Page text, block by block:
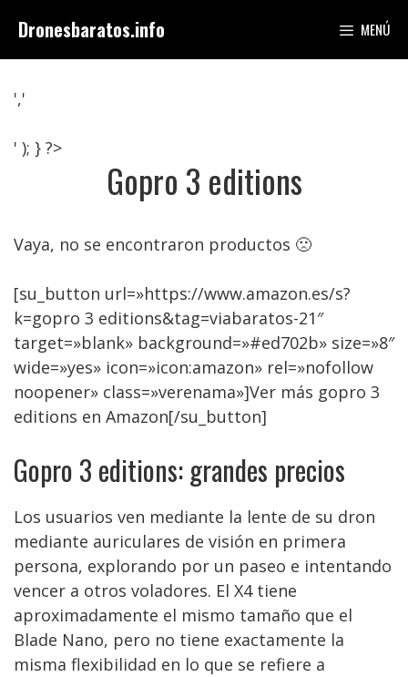
contenido
Dronesbaratos.info MENÚ
','
' ); } ?>
Gopro 3 editions
Vaya, no se encontraron productos 🙁
[su_button url=»https://www.amazon.es/s?
k=gopro 3 editions&tag=viabaratos-21″
target=»blank» background=»#ed702b» size=»8″
wide=»yes» icon=»icon:amazon» rel=»nofollow
noopener» class=»verenama»]Ver más gopro 3
editions en Amazon[/su_button]
Gopro 3 editions: grandes precios
Los usuarios ven mediante la lente de su dron
mediante auriculares de visión en primera
persona, explorando por un paseo e intentando
vencer a otros voladores. El X4 tiene
aproximadamente el mismo tamaño que el
Blade Nano, pero no tiene exactamente la
misma flexibilidad en lo que se refiere a